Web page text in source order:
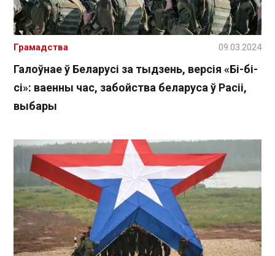
Галоўнае ў Беларусі за тыдзень, версія «Бі-бі-
сі»: ваенны час, забойства беларуса ў Расіі,
выбары
Грамадства 09.03.2024